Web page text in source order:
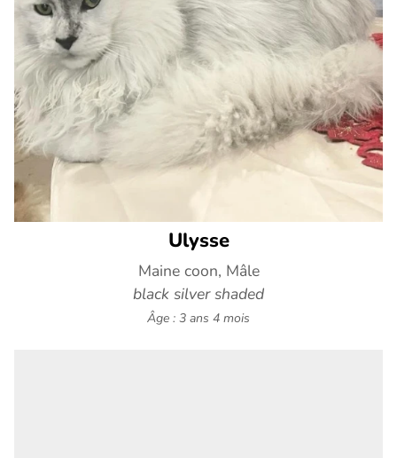
Ulysse
Maine coon, Mâle
black silver shaded
Âge : 3 ans 4 mois